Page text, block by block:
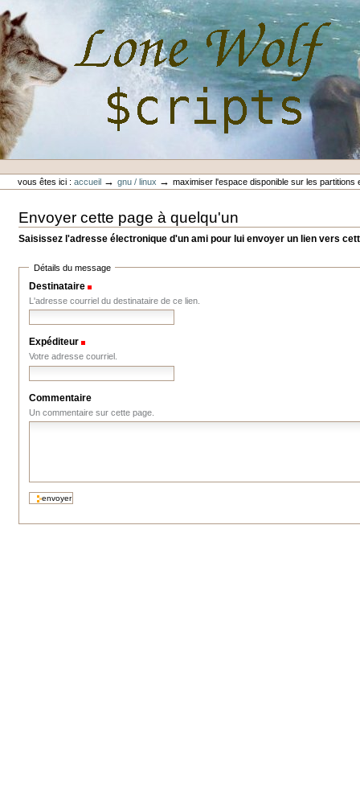
au
contenu.
Aller
à
la
navigation
Outils
personnels
vous êtes ici : accueil →gnu / linux →maximiser l'espace disponible sur les partitions
Envoyer cette page à quelqu'un
Saisissez l'adresse électronique d'un ami pour lui envoyer un lien vers
Détails du message
Destinataire
L'adresse courriel du destinataire de ce lien.
Expéditeur
Votre adresse courriel.
Commentaire
Un commentaire sur cette page.